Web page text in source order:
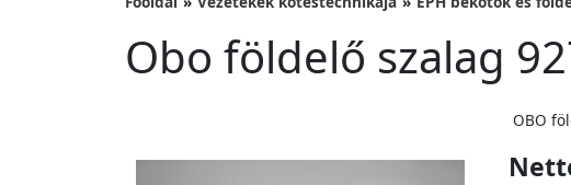
Obo földelő szalag
OBO